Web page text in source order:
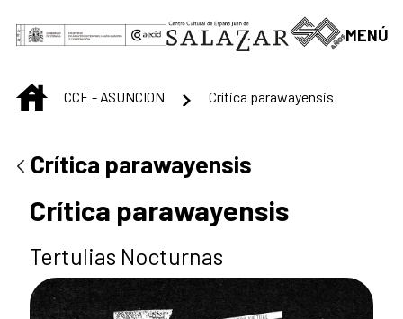
Saut au contenu principal
MENÚ
INICIOCCE - ASUNCION Crítica parawayensis
Crítica parawayensis
Crítica parawayensis
Tertulias Nocturnas